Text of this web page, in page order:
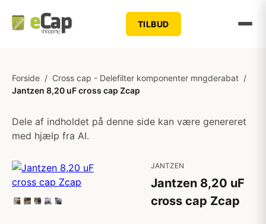
TILBUD
Forside / Cross cap - Delefilter komponenter mngderabat /
Jantzen 8,20 uF cross cap Zcap
Dele af indholdet på denne side kan være genereret
med hjælp fra AI.
JANTZEN
Jantzen 8,20 uF
cross cap Zcap